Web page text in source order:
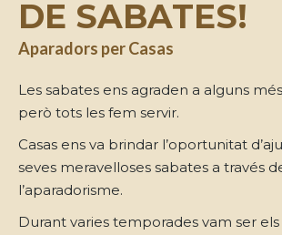
DE SABATES!
Aparadors per Casas
Les sabates ens agraden a alguns
però tots les fem servir.
Casas ens va brindar l’oportunitat
seves meravelloses sabates a través
l’aparadorisme.
Durant varies temporades vam ser